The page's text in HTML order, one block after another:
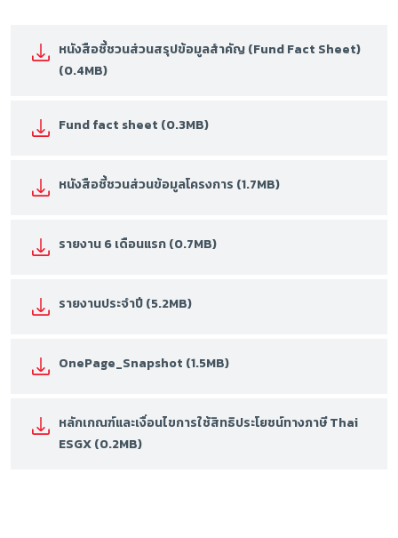
หนังสือชี้ชวนส่วนสรุปข้อมูลสำคัญ (Fund Fact Sheet)
(0.4MB)
Fund fact sheet (0.3MB)
หนังสือชี้ชวนส่วนข้อมูลโครงการ (1.7MB)
รายงาน 6 เดือนแรก (0.7MB)
รายงานประจำปี (5.2MB)
OnePage_Snapshot (1.5MB)
หลักเกณฑ์และเงื่อนไขการใช้สิทธิประโยชน์ทางภาษี Thai
ESGX (0.2MB)